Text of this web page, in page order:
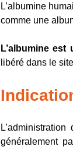
L’albumine
comme une
L’albumine
libéré dans le
généralement